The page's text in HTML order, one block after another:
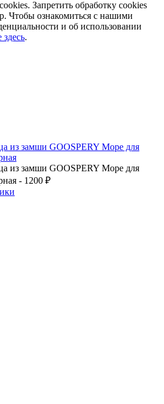
Запретить обработку cookies
Чтобы ознакомиться с нашими
и об использовании
.
из замши GOOSPERY Mope для
из замши GOOSPERY Mope для
- 1200 ₽